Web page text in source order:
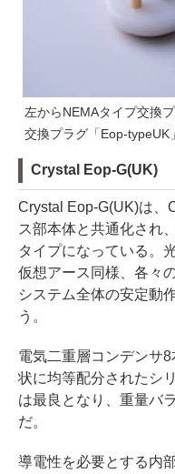
左からNEMAタイプ交換
交換プラグ「Eop-typeUK」
Crystal Eop-G(UK)
Crystal Eop-G(UK)は、
ス部本体と共通化され
タイプになっている。
仮想アース同様、各々
システム全体の安定動
う。
電気二重層コンデンサ
状に均等配分されたシ
は最良となり、重量バ
だ。
導電性を必要とする内